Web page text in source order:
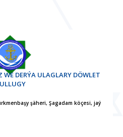
DERÝA ULAGLARY DÖWLET
şäheri, Şagadam köçesi, jaý